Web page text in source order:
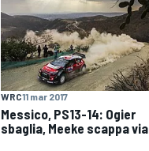
WRC11 mar 2017
Messico, PS13-14: Ogier
sbaglia, Meeke scappa via